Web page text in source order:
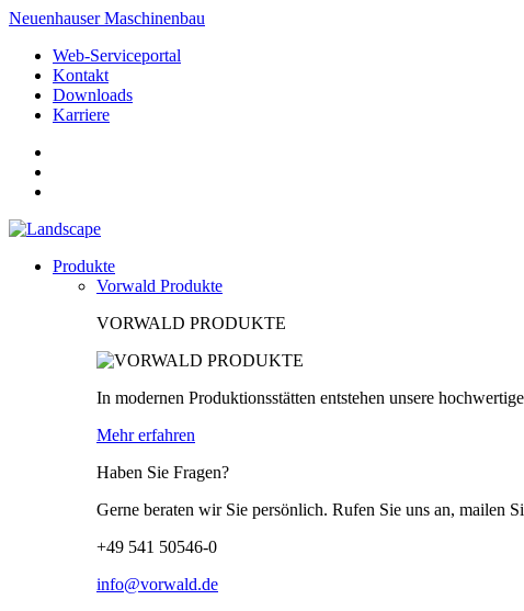
Neuenhauser Maschinenbau
Web-Serviceportal
Kontakt
Downloads
Karriere
Produkte
Vorwald Produkte
VORWALD PRODUKTE
In modernen Produktionsstätten entstehen unsere
Mehr erfahren
Haben Sie Fragen?
Gerne beraten wir Sie persönlich. Rufen Sie uns an, mailen
+49 541 50546-0
info@vorwald.de